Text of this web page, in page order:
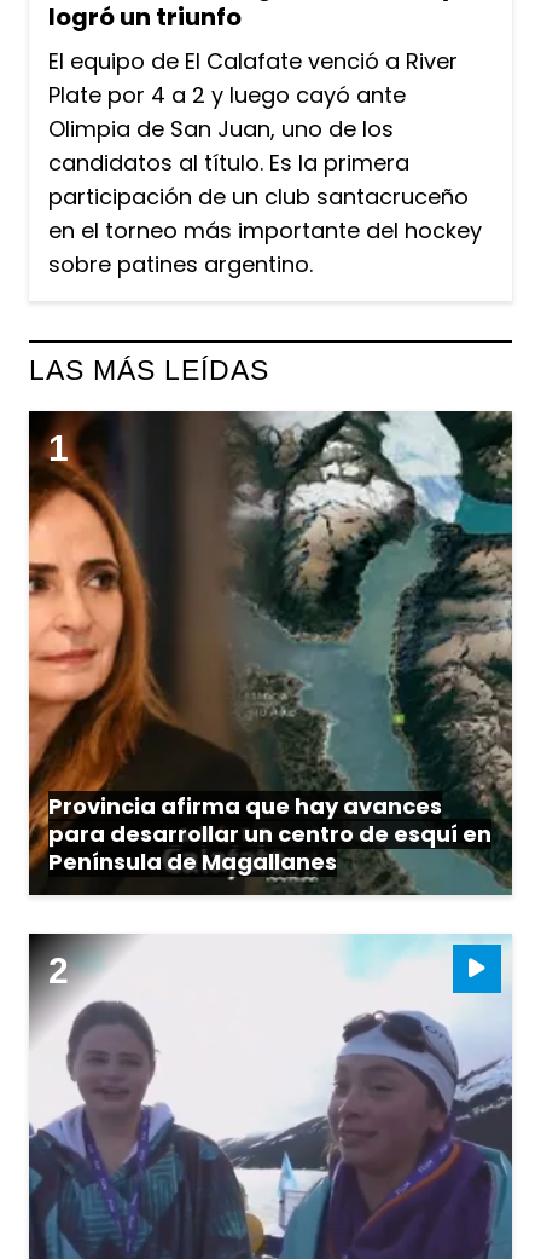
logró un triunfo
El equipo de El Calafate venció a River
Plate por 4 a 2 y luego cayó ante
Olimpia de San Juan, uno de los
candidatos al título. Es la primera
participación de un club santacruceño
en el torneo más importante del hockey
sobre patines argentino.
LAS MÁS LEÍDAS
Provincia afirma que hay avances
para desarrollar un centro de esquí en
Península de Magallanes